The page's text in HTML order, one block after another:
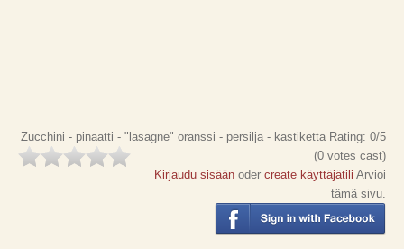
Zucchini - pinaatti - "lasagne" oranssi - persilja - kastiketta Rating: 0/5
(0 votes cast)
Kirjaudu sisään oder create käyttäjätili Arvioi
tämä sivu.